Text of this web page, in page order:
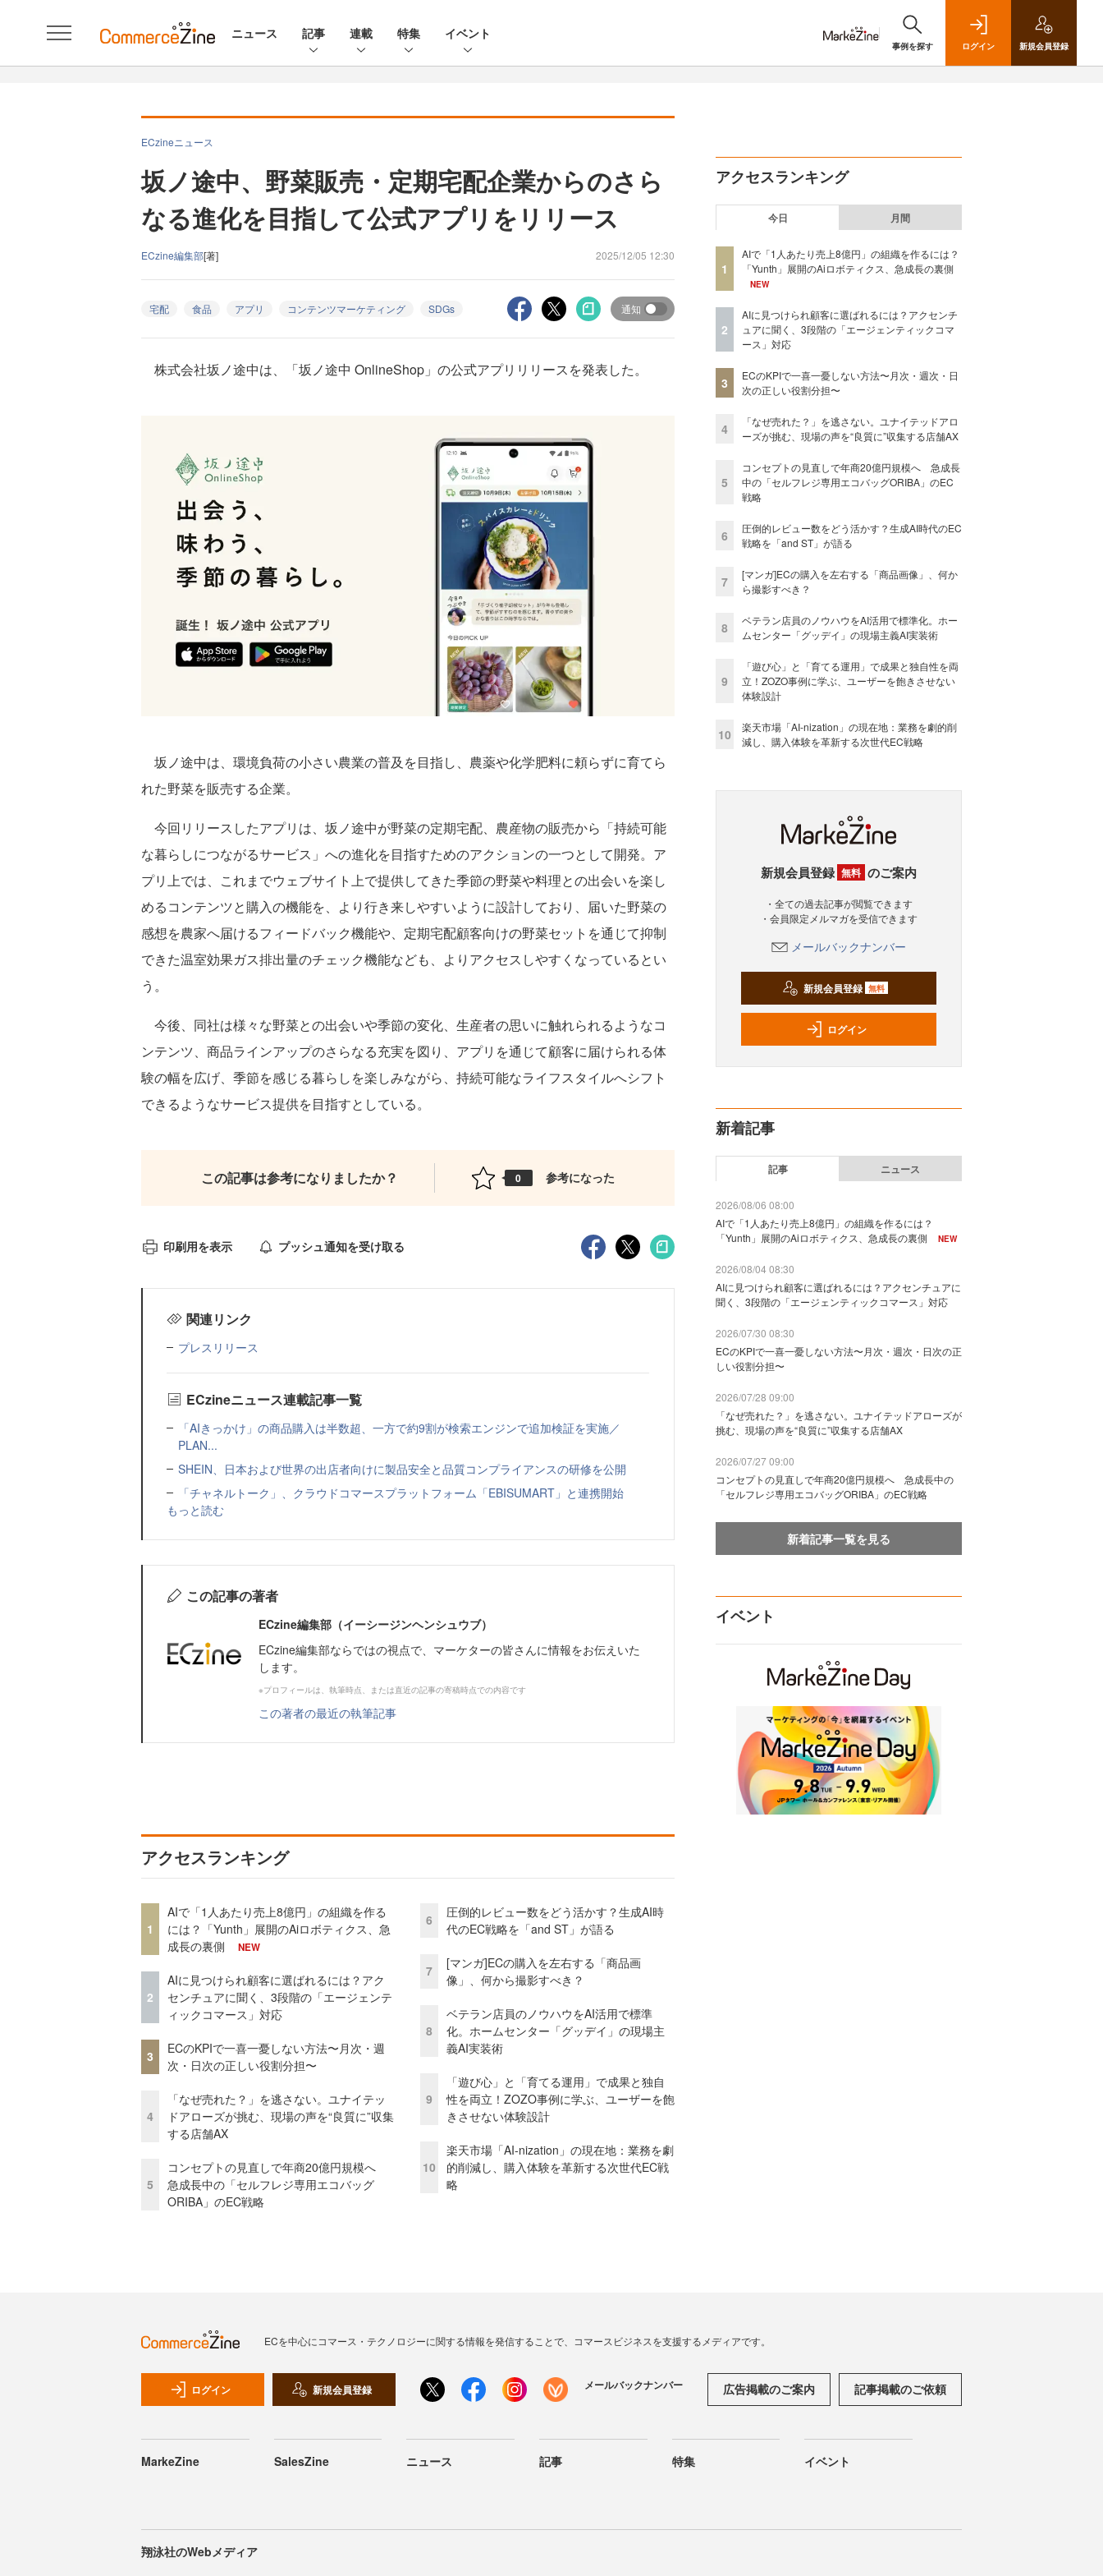
ニュース 記事 連載 特集 イベント
事例を探す ログイン 新規会員登録
ECzineニュース
坂ノ途中、野菜販売・定期宅配企業からのさら
なる進化を目指して公式アプリをリリース
ECzine編集部[著] 2025/12/05 12:30
宅配 食品 アプリ コンテンツマーケティング SDGs 通知
株式会社坂ノ途中は、「坂ノ途中 OnlineShop」の公式アプリリリースを発表した。
坂ノ途中は、環境負荷の小さい農業の普及を目指し、農薬や化学肥料に頼らずに育てら
れた野菜を販売する企業。
今回リリースしたアプリは、坂ノ途中が野菜の定期宅配、農産物の販売から「持続可能
な暮らしにつながるサービス」への進化を目指すためのアクションの一つとして開発。ア
プリ上では、これまでウェブサイト上で提供してきた季節の野菜や料理との出会いを楽し
めるコンテンツと購入の機能を、より行き来しやすいように設計しており、届いた野菜の
感想を農家へ届けるフィードバック機能や、定期宅配顧客向けの野菜セットを通じて抑制
できた温室効果ガス排出量のチェック機能なども、よりアクセスしやすくなっているとい
う。
今後、同社は様々な野菜との出会いや季節の変化、生産者の思いに触れられるようなコ
ンテンツ、商品ラインアップのさらなる充実を図り、アプリを通じて顧客に届けられる体
験の幅を広げ、季節を感じる暮らしを楽しみながら、持続可能なライフスタイルへシフト
できるようなサービス提供を目指すとしている。
この記事は参考になりましたか？ 0 参考になった
印刷用を表示 プッシュ通知を受け取る
関連リンク
プレスリリース
ECzineニュース連載記事一覧
「AIきっかけ」の商品購入は半数超、一方で約9割が検索エンジンで追加検証を実施／
PLAN...
SHEIN、日本および世界の出店者向けに製品安全と品質コンプライアンスの研修を公開
「チャネルトーク」、クラウドコマースプラットフォーム「EBISUMART」と連携開始
もっと読む
この記事の著者
ECzine編集部（イーシージンヘンシュウブ）
ECzine編集部ならではの視点で、マーケターの皆さんに情報をお伝えいた
します。
※プロフィールは、執筆時点、または直近の記事の寄稿時点での内容です
この著者の最近の執筆記事
アクセスランキング
1
AIで「1人あたり売上8億円」の組織を作る
には？「Yunth」展開のAiロボティクス、急
成長の裏側
NEW
2
AIに見つけられ顧客に選ばれるには？アク
センチュアに聞く、3段階の「エージェンテ
ィックコマース」対応
3
ECのKPIで一喜一憂しない方法〜月次・週
次・日次の正しい役割分担〜
4
「なぜ売れた？」を逃さない。ユナイテッ
ドアローズが挑む、現場の声を“良質に”収集
する店舗AX
5
コンセプトの見直しで年商20億円規模へ
急成長中の「セルフレジ専用エコバッグ
ORIBA」のEC戦略
6
圧倒的レビュー数をどう活かす？生成AI時
代のEC戦略を「and ST」が語る
7
[マンガ]ECの購入を左右する「商品画
像」、何から撮影すべき？
8
ベテラン店員のノウハウをAI活用で標準
化。ホームセンター「グッデイ」の現場主
義AI実装術
9
「遊び心」と「育てる運用」で成果と独自
性を両立！ZOZO事例に学ぶ、ユーザーを飽
きさせない体験設計
10
楽天市場「AI-nization」の現在地：業務を劇
的削減し、購入体験を革新する次世代EC戦
略
アクセスランキング
今日 月間
1
AIで「1人あたり売上8億円」の組織を作るには？
「Yunth」展開のAiロボティクス、急成長の裏側
NEW
2
AIに見つけられ顧客に選ばれるには？アクセンチ
ュアに聞く、3段階の「エージェンティックコマ
ース」対応
3
ECのKPIで一喜一憂しない方法〜月次・週次・日
次の正しい役割分担〜
4
「なぜ売れた？」を逃さない。ユナイテッドアロ
ーズが挑む、現場の声を“良質に”収集する店舗AX
5
コンセプトの見直しで年商20億円規模へ 急成長
中の「セルフレジ専用エコバッグORIBA」のEC
戦略
6
圧倒的レビュー数をどう活かす？生成AI時代のEC
戦略を「and ST」が語る
7
[マンガ]ECの購入を左右する「商品画像」、何か
ら撮影すべき？
8
ベテラン店員のノウハウをAI活用で標準化。ホー
ムセンター「グッデイ」の現場主義AI実装術
9
「遊び心」と「育てる運用」で成果と独自性を両
立！ZOZO事例に学ぶ、ユーザーを飽きさせない
体験設計
10
楽天市場「AI-nization」の現在地：業務を劇的削
減し、購入体験を革新する次世代EC戦略
新規会員登録 無料 のご案内
・全ての過去記事が閲覧できます
・会員限定メルマガを受信できます
メールバックナンバー
新規会員登録 無料
ログイン
新着記事
記事 ニュース
2026/08/06 08:00
AIで「1人あたり売上8億円」の組織を作るには？
「Yunth」展開のAiロボティクス、急成長の裏側
NEW
2026/08/04 08:30
AIに見つけられ顧客に選ばれるには？アクセンチュアに
聞く、3段階の「エージェンティックコマース」対応
2026/07/30 08:30
ECのKPIで一喜一憂しない方法〜月次・週次・日次の正
しい役割分担〜
2026/07/28 09:00
「なぜ売れた？」を逃さない。ユナイテッドアローズが
挑む、現場の声を“良質に”収集する店舗AX
2026/07/27 09:00
コンセプトの見直しで年商20億円規模へ 急成長中の
「セルフレジ専用エコバッグORIBA」のEC戦略
新着記事一覧を見る
イベント
ECを中心にコマース・テクノロジーに関する情報を発信することで、コマースビジネスを支援するメディアです。
ログイン 新規会員登録 メールバックナンバー 広告掲載のご案内 記事掲載のご依頼
MarkeZine SalesZine ニュース 記事 特集 イベント
翔泳社のWebメディア